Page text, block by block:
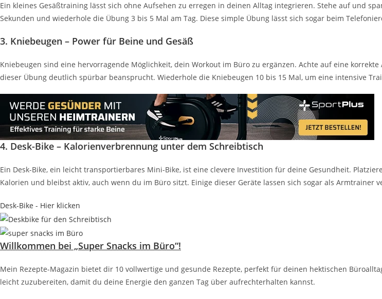
Ein kleines Gesäßtraining lässt sich ohne Aufsehen zu erregen in deinen Alltag integrieren. Stehe auf und
Sekunden und wiederhole die Übung 3 bis 5 Mal am Tag. Diese simple Übung lässt sich sogar beim
3. Kniebeugen – Power für Beine und Gesäß
Kniebeugen sind eine hervorragende Möglichkeit, dein Workout im Büro zu ergänzen. Achte auf eine
dieser Übung deutlich spürbar beansprucht. Wiederhole die Kniebeugen 10 bis 15 Mal, um eine intensive
4. Desk-Bike – Kalorienverbrennung unter dem Schreibtisch
Ein Desk-Bike, ein leicht transportierbares Mini-Bike, ist eine clevere Investition für deine Gesundheit.
Kalorien und bleibst aktiv, auch wenn du im Büro sitzt. Einige dieser Geräte lassen sich sogar als
Desk-Bike - Hier klicken
Willkommen bei „Super Snacks im Büro“!
Mein Rezepte-Magazin bietet dir 10 vollwertige und gesunde Rezepte, perfekt für deinen hektischen
leicht zuzubereiten, damit du deine Energie den ganzen Tag über aufrechterhalten kannst.